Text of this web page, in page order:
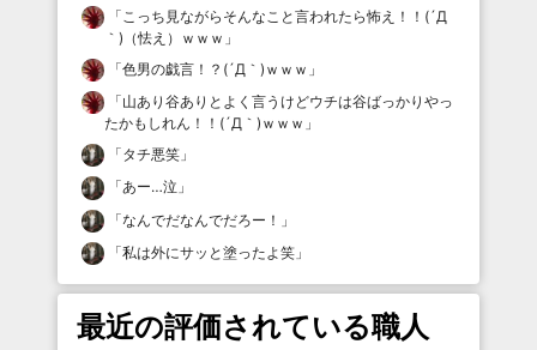
「こっち見ながらそんなこと言われたら怖え！！(´Д
｀)（怯え）ｗｗｗ 」
「色男の戯言！？(´Д｀)ｗｗｗ 」
「山あり谷ありとよく言うけどウチは谷ばっかりやっ
たかもしれん！！(´Д｀)ｗｗｗ 」
「タチ悪笑 」
「あー…泣 」
「なんでだなんでだろー！ 」
「私は外にサッと塗ったよ笑 」
最近の評価されている職人